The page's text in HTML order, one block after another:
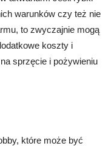
warunków czy też nie
to zwyczajnie mogą
koszty i
sprzęcie i pożywieniu
które może być